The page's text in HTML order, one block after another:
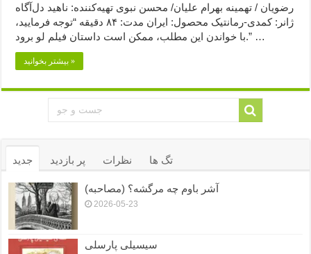
رضویان / تهمینه بهرام علیان/ محسن نبوی تهیه‌کننده: ناهید دل‌آگاه
ژانر: کمدی-رمانتیک محصول: ایران مدت: ۸۴ دقیقه “توجه فرمایید،‌
با خواندن این مطلب، ممکن است داستان فیلم لو برود.” …
بیشتر بخوانید »
جدید پر بازدید نظرات تگ ها
آشر باوم چه مرگشه؟ (مصاحبه)
2026-05-23
سیسیلی پارسلی